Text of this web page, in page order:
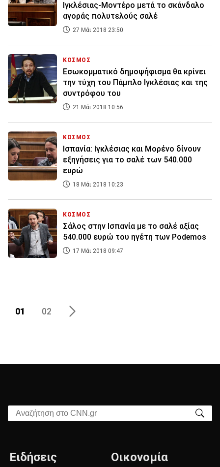
Ιγκλέσιας-Μοντέρο μετά το σκάνδαλο
αγοράς πολυτελούς σαλέ
27 Μάι 2018 23:50
ΚΟΣΜΟΣ
Εσωκομματικό δημοψήφισμα θα κρίνει
την τύχη του Πάμπλο Ιγκλέσιας και της
συντρόφου του
21 Μάι 2018 10:56
ΚΟΣΜΟΣ
Ισπανία: Ιγκλέσιας και Μορένο δίνουν
εξηγήσεις για το σαλέ των 540.000
ευρώ
18 Μάι 2018 10:23
ΚΟΣΜΟΣ
Σάλος στην Ισπανία με το σαλέ αξίας
540.000 ευρώ του ηγέτη των Podemos
17 Μάι 2018 09:47
01 02
Αναζήτηση στο CNN.gr
Ειδήσεις Οικονομία